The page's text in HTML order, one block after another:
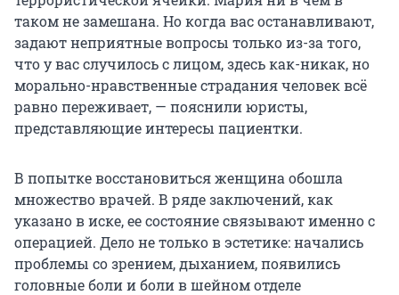
таком не замешана. Но когда вас останавливают,
задают неприятные вопросы только из-за того,
что у вас случилось с лицом, здесь как-никак, но
морально-нравственные страдания человек всё
равно переживает, — пояснили юристы,
представляющие интересы пациентки.
В попытке восстановиться женщина обошла
множество врачей. В ряде заключений, как
указано в иске, ее состояние связывают именно с
операцией. Дело не только в эстетике: начались
проблемы со зрением, дыханием, появились
головные боли и боли в шейном отделе